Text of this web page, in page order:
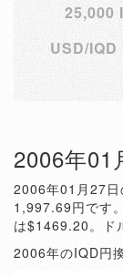
25,000
USD/IQD
2006年01
2006年01月27日
1,997.69円です
は$1469.20。ド
2006年のIQD円